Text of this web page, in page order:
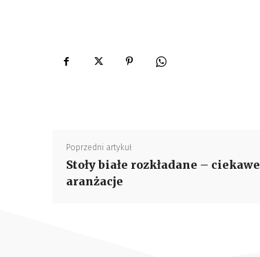
Poprzedni artykuł
Stoły białe rozkładane – ciekawe
aranżacje